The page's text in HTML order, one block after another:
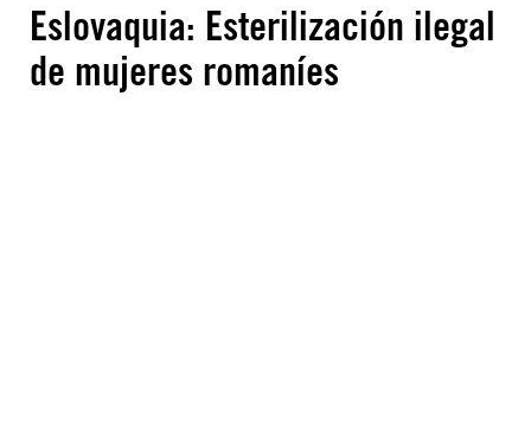
Eslovaquia: Esterilización ilegal
de mujeres romaníes